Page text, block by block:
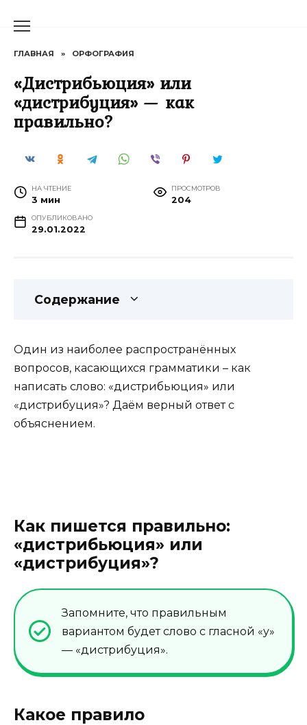
ГЛАВНАЯ » ОРФОГРАФИЯ
«Дистрибьюция» или
«дистрибуция» — как
правильно?
НА ЧТЕНИЕ
3 мин
ПРОСМОТРОВ
204
ОПУБЛИКОВАНО
29.01.2022
Содержание
Один из наиболее распространённых
вопросов, касающихся грамматики – как
написать слово: «дистрибьюция» или
«дистрибуция»? Даём верный ответ с
объяснением.
Как пишется правильно:
«дистрибьюция» или
«дистрибуция»?
Запомните, что правильным
вариантом будет слово с гласной «у»
— «дистрибуция».
Какое правило